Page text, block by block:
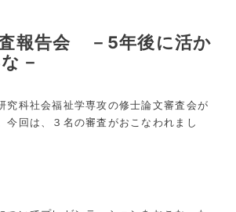
報告会 －5年後に活か
－
科社会福祉学専攻の修士論文審査会が
今回は、３名の審査がおこなわれまし